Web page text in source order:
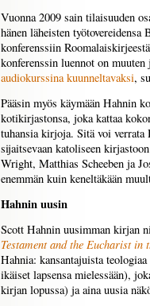
Vuonna 2009 sain tilaisuuden
hänen läheisten
konferenssiin
konferenssin luennot on
audiokurssina kuunneltavaksi,
Pääsin myös käymään Hahnin
kotikirjastonsa, joka kattaa
tuhansia kirjoja. Sitä voi
sijaitsevaan katoliseen
Wright, Matthias Scheeben ja
enemmän kuin keneltäkään
Hahnin uusin
Scott Hahnin uusimman kirjan
Testament and the Eucharist in
Hahnia: kansantajuista
ikäiset lapsensa mielessään),
kirjan lopussa) ja aina uusia